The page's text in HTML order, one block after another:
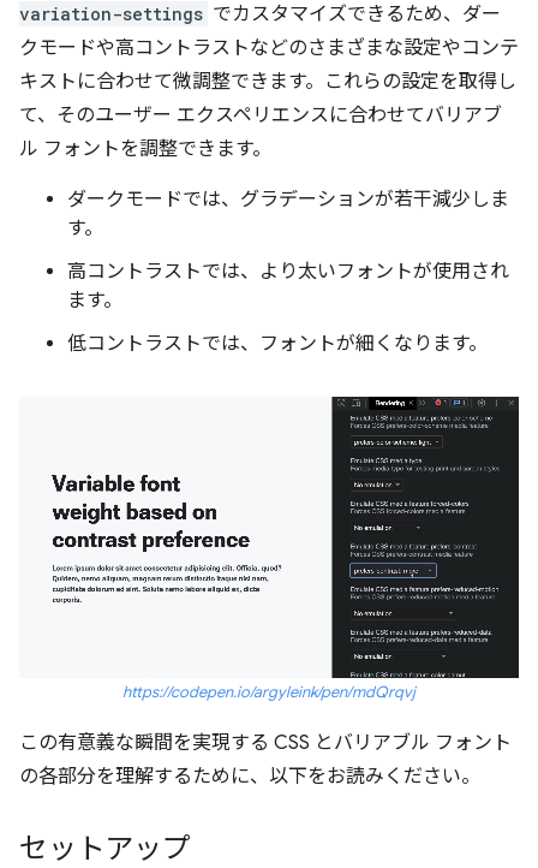
variation-settings でカスタマイズできるため、ダー
クモードや高コントラストなどのさまざまな設定やコンテ
キストに合わせて微調整できます。これらの設定を取得し
て、そのユーザー エクスペリエンスに合わせてバリアブ
ル フォントを調整できます。
ダークモードでは、グラデーションが若干減少しま
す。
高コントラストでは、より太いフォントが使用され
ます。
低コントラストでは、フォントが細くなります。
https://codepen.io/argyleink/pen/mdQrqvj
この有意義な瞬間を実現する CSS とバリアブル フォント
の各部分を理解するために、以下をお読みください。
セットアップ